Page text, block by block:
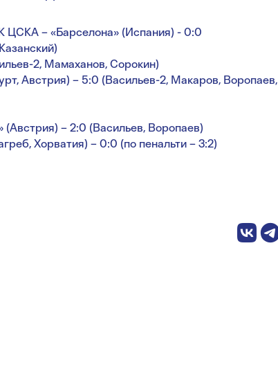
ЦСКА – «Барселона» (Испания) - 0:0
2, Мамаханов, Сорокин)
Австрия) – 5:0 (Васильев-2, Макаров, Воропаев,
– 2:0 (Васильев, Воропаев)
Хорватия) – 0:0 (по пенальти – 3:2)